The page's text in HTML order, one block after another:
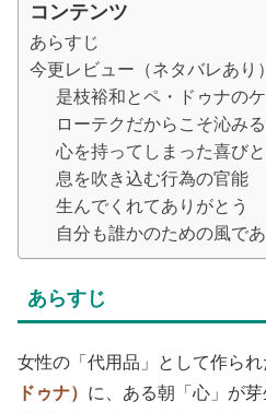
コンテンツ
あらすじ
今更レビュー（ネタバレあり）
是枝裕和とペ・ドゥナの
ローテクだからこそ沁み
心を持ってしまった喜び
息を吹き込む行為の官能
生んでくれてありがとう
自分も誰かのための風で
あらすじ
女性の「代用品」として作ら
ドゥナ） に、ある朝「心」が